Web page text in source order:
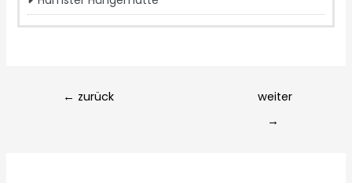
← zurück
weiter
→